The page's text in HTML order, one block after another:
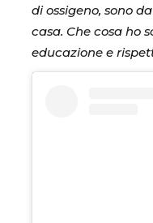
di ossigeno, sono
casa. Che cosa ho
educazione e